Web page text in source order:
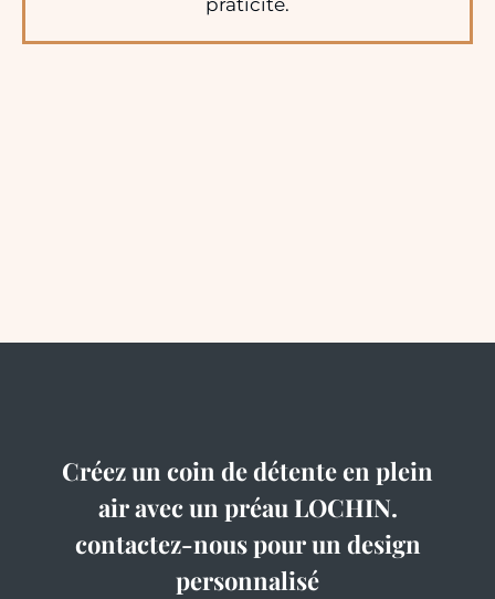
praticité.
Créez un coin de détente en plein
air avec un préau LOCHIN.
contactez-nous pour un design
personnalisé